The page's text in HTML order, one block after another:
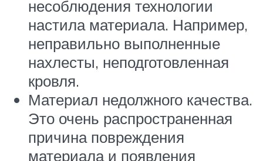
несоблюдения технологии
настила материала. Например,
неправильно выполненные
нахлесты, неподготовленная
кровля.
Материал недолжного качества.
Это очень распространенная
причина повреждения
материала и появления